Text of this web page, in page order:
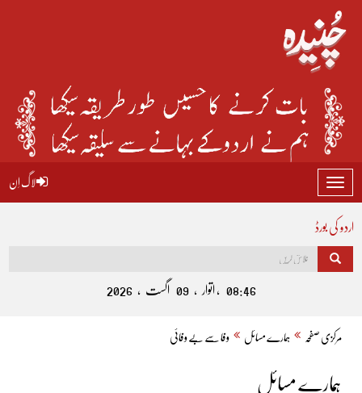
Toggle
اردو کی بورڈ
08:46 , اتوار , 09 اگست , 2026
مرکزی صفحہ ہمارے مسائل وفا سے بے وفائی
ہمارے مسائل